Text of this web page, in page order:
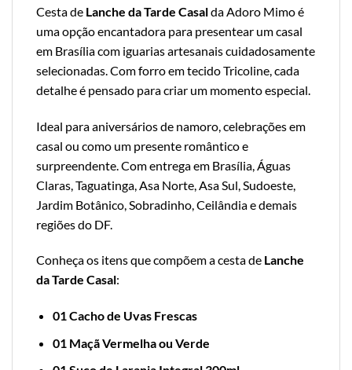
Cesta de Lanche da Tarde Casalda Adoro Mimo é
uma opção encantadora para presentear um casal
em Brasília com iguarias artesanais cuidadosamente
selecionadas. Com forro em tecido Tricoline, cada
detalhe é pensado para criar um momento especial.
Ideal para aniversários de namoro, celebrações em
casal ou como um presente romântico e
surpreendente. Com entrega em Brasília, Águas
Claras, Taguatinga, Asa Norte, Asa Sul, Sudoeste,
Jardim Botânico, Sobradinho, Ceilândia e demais
regiões do DF.
Conheça os itens que compõem a cesta de Lanche
da Tarde Casal:
01 Cacho de Uvas Frescas
01 Maçã Vermelha ou Verde